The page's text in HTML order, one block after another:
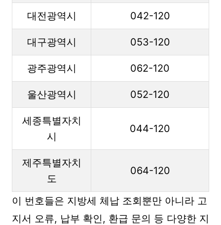
대전광역시 042-120
대구광역시 053-120
광주광역시 062-120
울산광역시 052-120
세종특별자치
시
044-120
제주특별자치
도
064-120
이 번호들은 지방세 체납 조회뿐만 아니라 고
지서 오류, 납부 확인, 환급 문의 등 다양한 지